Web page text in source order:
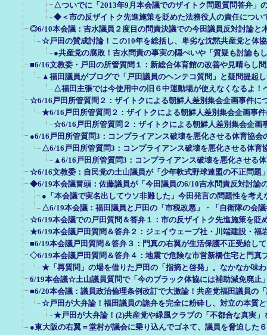
△ついでに「2013年9月本会議でのザイトク問題質問答弁」
◆＜市の反ザイトク先進施策を貶めた法務役人の責任につい
◎6/10本会議：吉水議員２度目の問責決議での今田議員反対討論と
☆戸田の賛成討論！この10年を総括し、卑劣な沈黙共産党と体
●共産党の腐敗！吉水問責の事実の隠ぺいや「質疑も討論も
■6/16文教委・戸田の所管質問１：新総合体育館の改善や見晴らし
▲福田議員がブログで「戸田議員のヘンテコ質問」と疑問提起
△福田主張では今使用中の旧６中運動場が使えなくなるよ！
☆6/16戸田所管質問２：ザイトクによる朝鮮人差別集会企画事件に
★6/16戸田所管質問２：ザイトクによる朝鮮人差別集会企画事
☆6/16戸田所管質問２：ザイトクによる朝鮮人差別集会企画
●6/16戸田所管質問3：コンプライアンス破壊を悪化させる体育協会
△6/16戸田所管質問3：コンプライアンス破壊を悪化させる体育
▲6/16戸田所管質問3：コンプライアンス破壊を悪化させる
☆6/16文教委：自民党の土山議員が「少年軟式野球連盟の不正問題
◆6/19本会議冒頭：佐藤議員が「今田議員の6/10吉水問責反対討論
●「本会議で実名出してウソ非難した」今田発言の問題性を考え
△6/19本会議：福田議員と戸田の「市税改悪」・「自衛隊の会
☆6/19本会議での戸田質問＆答弁１：市の反ザイトク先進施策を貶
★6/19本会議戸田質問＆答弁２：ジェイウェーブ社・川端建設・福
■6/19本会議戸田質問＆答弁３：門真の右翼が生活保護不正受給し
◇6/19本会議戸田質問＆答弁４：地震で危険な市営新橋住宅と門真
★「再質問」の場を借りた戸田の「指摘と啓発」。なかなか味
6/19本会議☆土山議員質問で「今のブラック体協には補助減免廃止
■6/20本会議：議員政治倫理条例改訂で大激論！共産党福田議員の
☆戸田が大弁論！福田議員の詭弁を完全に粉砕し、対立の本質
★戸田が大弁論！(2)共産党や緑風クラブの「不都合な真実」
●東大阪の右翼＝堂村が議会に乗り込んでゴネて、議員を脅迫した